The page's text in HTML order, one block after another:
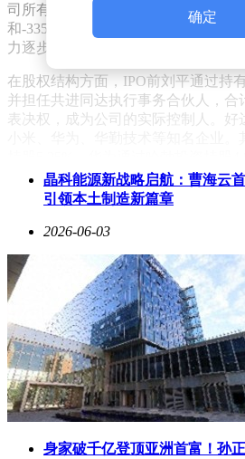
司所有者的净利润仍为负值，分别为-
和-335.42万元，但亏损金额已显著
力逐步改善的趋势。
在股权结构方面，IPO前刘平通过持
并担任共进同达执行事务合伙人，合
表决权，成为公司的实际控制人。好
摩勤智能间接持股3.8%。
刘平，作为好达电子的创始人及现任
经验。他出生于1962年11月，本科学
务；1991年至1994年，任无锡市江
理；1994年至2005年，任无锡市文华
1999年至2020年，历任好达有限总经
起，担任公司董事长至今。
确定
晶科能源新战略启航：曹海云
引领本土制造新篇章
2026-06-03
身家破千亿登顶亚洲首富！孙